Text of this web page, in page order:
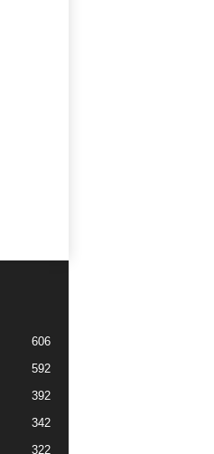
606
592
392
342
322